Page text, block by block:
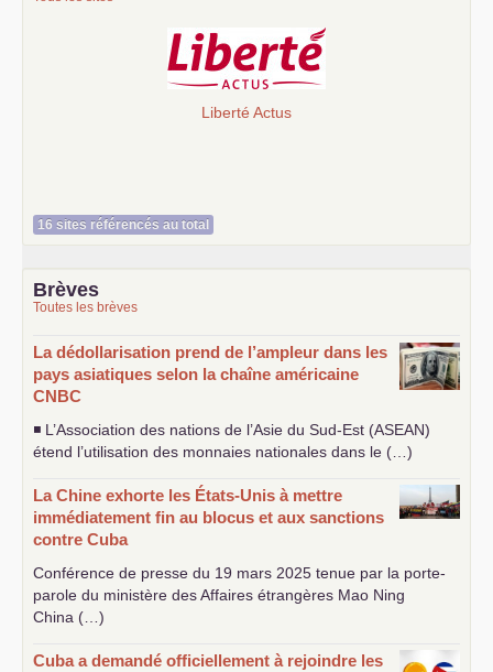
Liberté Actus
16 sites référencés au total
Brèves
Toutes les brèves
La dédollarisation prend de l’ampleur dans les
pays asiatiques selon la chaîne américaine
CNBC
◾ L’Association des nations de l’Asie du Sud-Est (ASEAN)
étend l’utilisation des monnaies nationales dans le (…)
La Chine exhorte les États-Unis à mettre
immédiatement fin au blocus et aux sanctions
contre Cuba
Conférence de presse du 19 mars 2025 tenue par la porte-
parole du ministère des Affaires étrangères Mao Ning
China (…)
Cuba a demandé officiellement à rejoindre les